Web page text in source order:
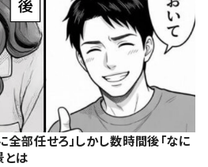
部任せろ」しかし数時間後「なに
とは